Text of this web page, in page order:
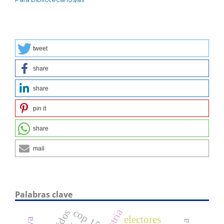
tweet
share
share
pin it
share
mail
Palabras clave
electores